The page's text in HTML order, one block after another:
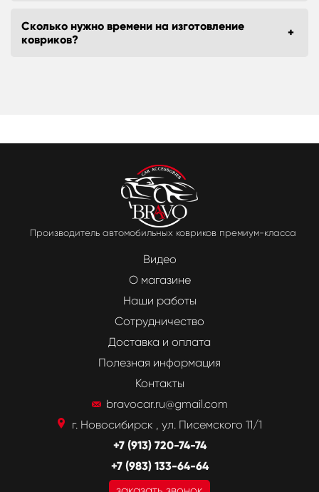
Сколько нужно времени на изготовление
ковриков?
Производитель автомобильных ковриков премиум-класса
Видео
О магазине
Наши работы
Сотрудничество
Доставка и оплата
Полезная информация
Контакты
bravocar.ru@gmail.com
г. Новосибирск , ул. Писемского 11/1
+7 (913) 720-74-74
+7 (983) 133-64-64